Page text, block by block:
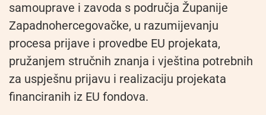
samouprave i zavoda s područja Županije
Zapadnohercegovačke, u razumijevanju
procesa prijave i provedbe EU projekata,
pružanjem stručnih znanja i vještina potrebnih
za uspješnu prijavu i realizaciju projekata
financiranih iz EU fondova.